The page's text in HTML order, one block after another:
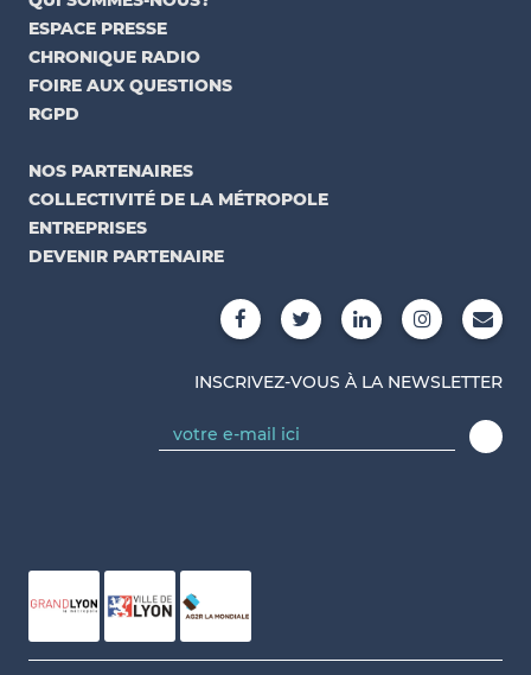
ESPACE PRESSE
CHRONIQUE RADIO
FOIRE AUX QUESTIONS
RGPD
NOS PARTENAIRES
COLLECTIVITÉ DE LA MÉTROPOLE
ENTREPRISES
DEVENIR PARTENAIRE
INSCRIVEZ-VOUS À LA NEWSLETTER